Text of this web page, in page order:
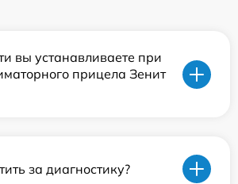
вы устанавливаете при
прицела Зенит
за диагностику?